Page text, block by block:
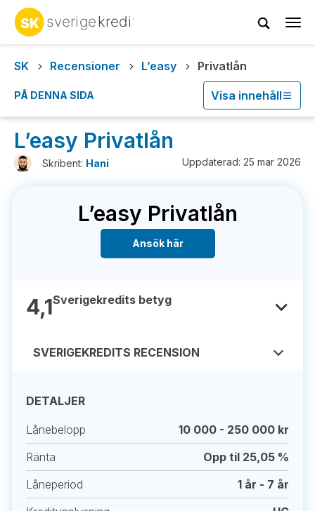
SK
Recensioner L’easy Privatlån
PÅ DENNA SIDA Visa innehåll
L’easy Privatlån
Skribent: Hani Uppdaterad: 25 mar 2026
L’easy Privatlån
Ansök här
4,1Sverigekredits betyg
SVERIGEKREDITS RECENSION
DETALJER
Lånebelopp
10 000 - 250 000 kr
Ränta
Opp til 25,05 %
Låneperiod
1 år - 7 år